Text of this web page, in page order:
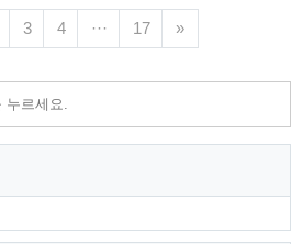
년 공인중개사 시험일정은 10월29일 토요일
로 예상할 수 있습니다. 공인중개사 시험과목
개론, 민법 및 민사특별법 중 부동산 중개에
시험과목 : 공인중개사의 업무 및 부동산 거
3 4 ··· 17 »